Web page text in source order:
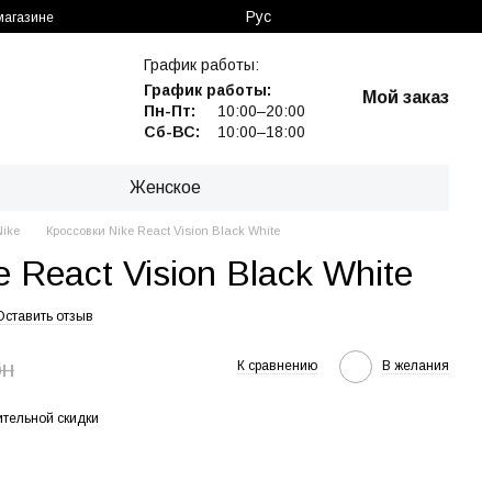
Рус
График работы:
График работы:
Пн-Пт:
10:00–20:00
Сб-ВС:
10:00–18:00
Мой заказ
Женское
Кроссовки Nike React Vision Black White
React Vision Black White
отзыв
К сравнению В желания
скидки